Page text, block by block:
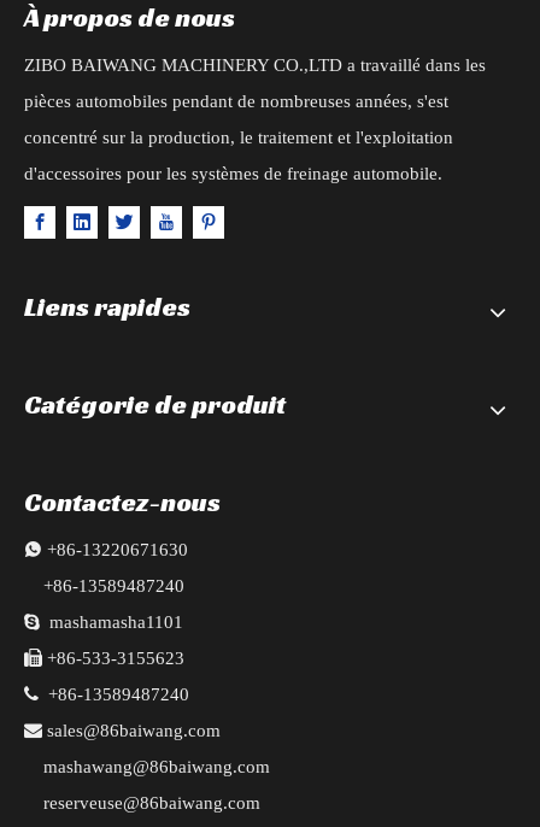
À propos de nous
ZIBO BAIWANG MACHINERY CO.,LTD a travaillé dans les
pièces automobiles pendant de nombreuses années, s'est
concentré sur la production, le traitement et l'exploitation
d'accessoires pour les systèmes de freinage automobile.
Liens rapides
Catégorie de produit
Contactez-nous
 +86-13220671630
+86-13589487240
 mashamasha1101
 +86-533-3155623
 +86-13589487240
 sales@86baiwang.com
mashawang@86baiwang.com
reserveuse@86baiwang.com